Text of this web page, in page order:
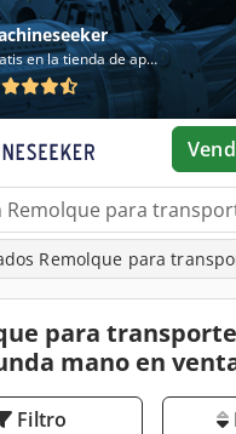
Gratis en la tienda de aplicaciones
Remolque para
para
mano en
Filtro